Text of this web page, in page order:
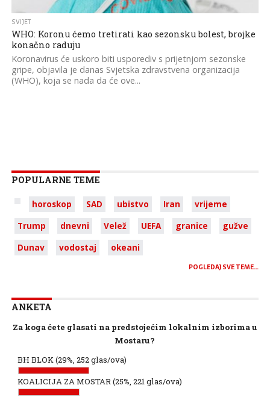
SVIJET
WHO: Koronu ćemo tretirati kao sezonsku bolest, brojke
konačno raduju
Koronavirus će uskoro biti usporediv s prijetnjom sezonske
gripe, objavila je danas Svjetska zdravstvena organizacija
(WHO), koja se nada da će ove...
POPULARNE TEME
horoskop SAD ubistvo Iran
vrijeme
Trump
dnevni Velež UEFA granice
gužve
Dunav
vodostaj okeani
POGLEDAJ SVE TEME…
ANKETA
Za koga ćete glasati na predstojećim lokalnim izborima u
Mostaru?
BH BLOK(29%, 252 glas/ova)
KOALICIJA ZA MOSTAR(25%, 221 glas/ova)